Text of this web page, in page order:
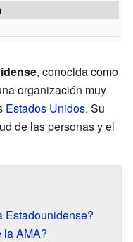
, conocida como
organización muy
Estados Unidos. Su
de las personas y el
Estadounidense?
la AMA?